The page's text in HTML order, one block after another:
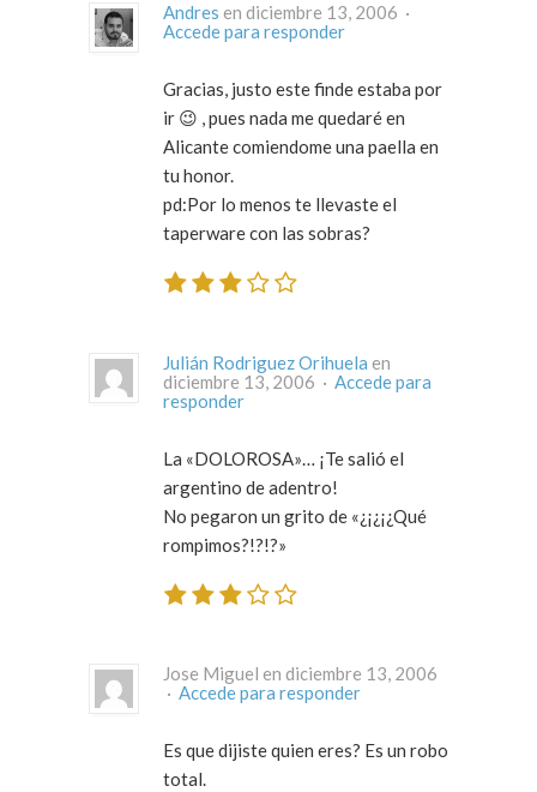
Andres
en diciembre 13, 2006 ·
Accede para responder
Gracias, justo este finde estaba por
ir 😉 , pues nada me quedaré en
Alicante comiendome una paella en
tu honor.
pd:Por lo menos te llevaste el
taperware con las sobras?
Julián Rodriguez Orihuela en
diciembre 13, 2006 · Accede para
responder
La «DOLOROSA»… ¡Te salió el
argentino de adentro!
No pegaron un grito de «¿¡¿¡¿Qué
rompimos?!?!?»
Jose Miguel en diciembre 13, 2006
· Accede para responder
Es que dijiste quien eres? Es un robo
total.